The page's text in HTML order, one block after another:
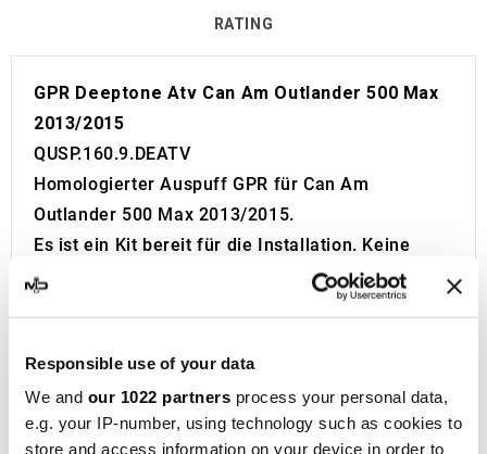
Responsible use of your data
We and our 1022 partners process your personal data,
e.g. your IP-number, using technology such as cookies to
store and access information on your device in order to
RATING
GPR Deeptone Atv Can Am Outlander 500 Max
2013/2015
QUSP.160.9.DEATV
Homologierter Auspuff GPR für Can Am
Outlander 500 Max 2013/2015.
Es ist ein Kit bereit für die Installation. Keine
Änderungen erforderlich.
Europäische Zulassung mit Code und Zertifikat
Der Katalysator ist nicht im Kit enthalten.
Made in Italy 100%.
2 Jahre Garantie.